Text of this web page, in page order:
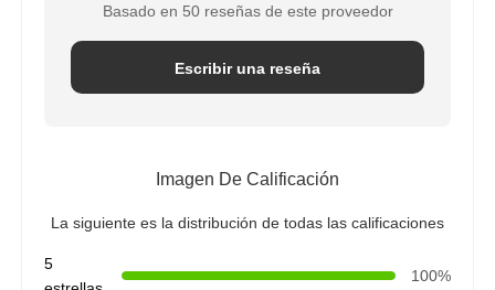
Basado en 50 reseñas de este proveedor
Escribir una reseña
Imagen De Calificación
La siguiente es la distribución de todas las calificaciones
5
100%